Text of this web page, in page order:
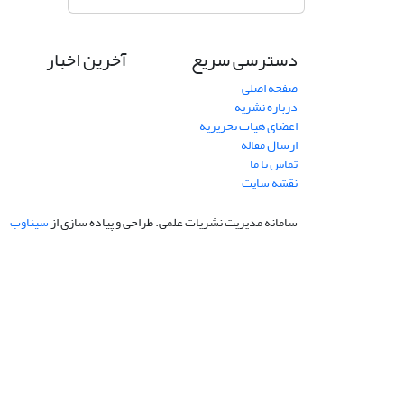
دسترسی سریع
صفحه اصلی
درباره نشریه
اعضای هیات تحریریه
ارسال مقاله
تماس با ما
نقشه سایت
آخرین اخبار
سامانه مدیریت نشریات علمی.طراحی و پیاده سازی ازسیناوب